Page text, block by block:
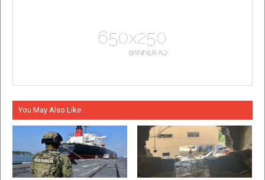
You May Also Like